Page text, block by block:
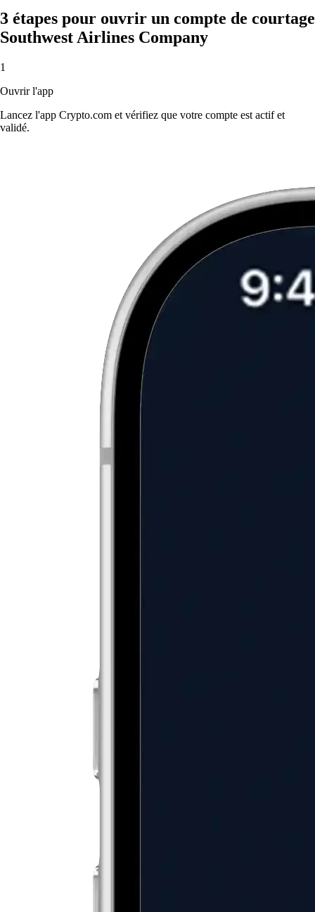
3 étapes pour ouvrir un compte de courtage
Southwest Airlines Company
1
Ouvrir l'app
Lancez l'app Crypto.com et vérifiez que votre compte est actif et
validé.